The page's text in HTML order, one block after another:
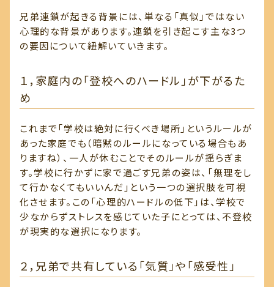
兄弟連鎖が起きる背景には、単なる「真似」ではない
心理的な背景があります。連鎖を引き起こす主な3つ
の要因について紐解いていきます。
１，家庭内の「登校へのハードル」が下がるた
め
これまで「学校は絶対に行くべき場所」というルールが
あった家庭でも（暗黙のルールになっている場合もあ
りますね）、一人が休むことでそのルールが揺らぎま
す。学校に行かずに家で過ごす兄弟の姿は、「無理をし
て行かなくてもいいんだ」という一つの選択肢を可視
化させます。この「心理的ハードルの低下」は、学校で
少なからずストレスを感じていた子にとっては、不登校
が現実的な選択になります。
２，兄弟で共有している「気質」や「感受性」